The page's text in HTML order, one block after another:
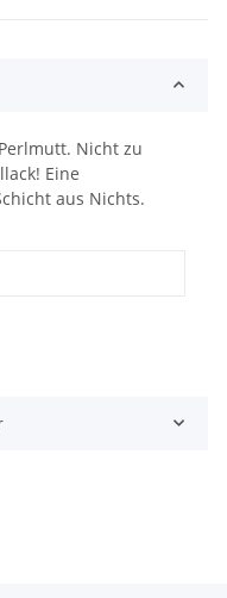
Nicht zu
Eine
aus Nichts.